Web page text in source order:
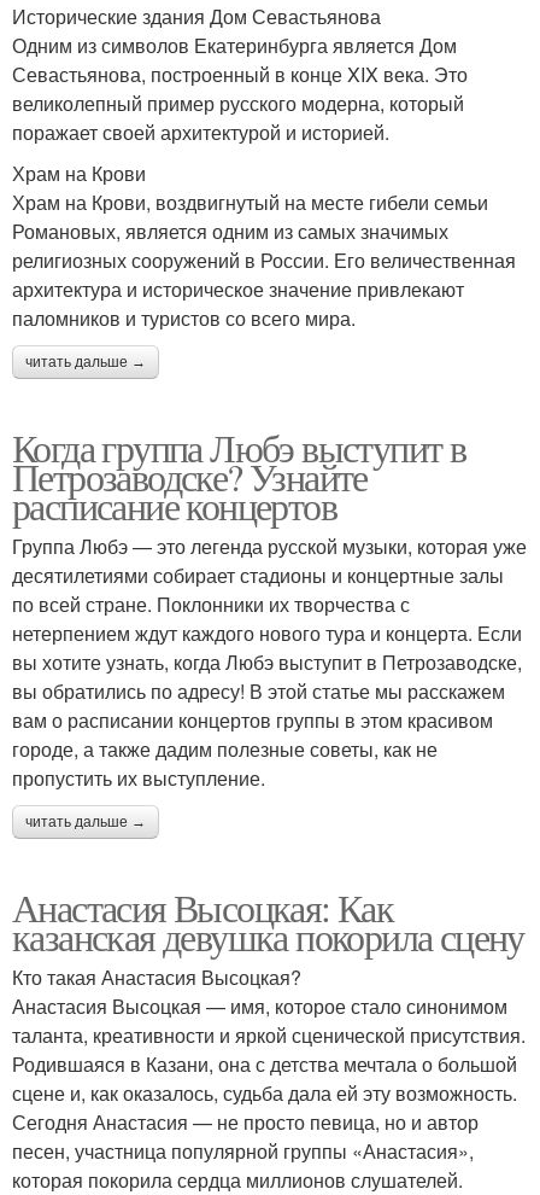
Исторические здания Дом Севастьянова
Одним из символов Екатеринбурга является Дом
Севастьянова, построенный в конце XIX века. Это
великолепный пример русского модерна, который
поражает своей архитектурой и историей.
Храм на Крови
Храм на Крови, воздвигнутый на месте гибели семьи
Романовых, является одним из самых значимых
религиозных сооружений в России. Его величественная
архитектура и историческое значение привлекают
паломников и туристов со всего мира.
читать дальше →
Когда группа Любэ выступит в
Петрозаводске? Узнайте
расписание концертов
Группа Любэ — это легенда русской музыки, которая уже
десятилетиями собирает стадионы и концертные залы
по всей стране. Поклонники их творчества с
нетерпением ждут каждого нового тура и концерта. Если
вы хотите узнать, когда Любэ выступит в Петрозаводске,
вы обратились по адресу! В этой статье мы расскажем
вам о расписании концертов группы в этом красивом
городе, а также дадим полезные советы, как не
пропустить их выступление.
читать дальше →
Анастасия Высоцкая: Как
казанская девушка покорила сцену
Кто такая Анастасия Высоцкая?
Анастасия Высоцкая — имя, которое стало синонимом
таланта, креативности и яркой сценической присутствия.
Родившаяся в Казани, она с детства мечтала о большой
сцене и, как оказалось, судьба дала ей эту возможность.
Сегодня Анастасия — не просто певица, но и автор
песен, участница популярной группы «Анастасия»,
которая покорила сердца миллионов слушателей.